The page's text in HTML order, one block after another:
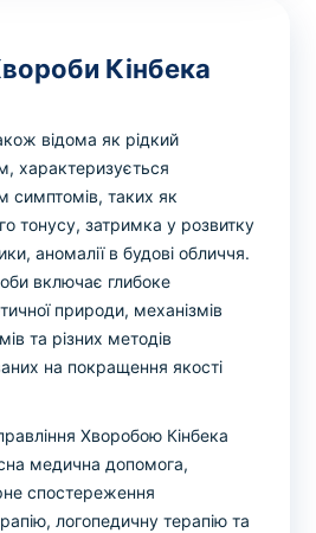
Кінбека
відома як рідкий
характеризується
симптомів, таких як
тонусу, затримка у розвитку
аномалії в будові обличчя.
включає глибоке
природи, механізмів
та різних методів
на покращення якості
Хворобою Кінбека
медична допомога,
спостереження
логопедичну терапію та